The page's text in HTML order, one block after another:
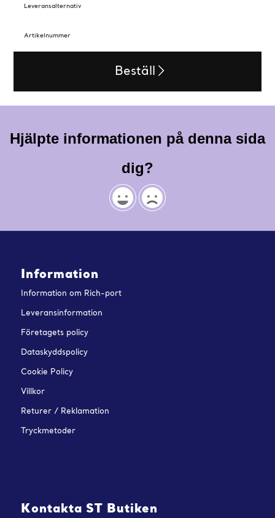
Leveransalternativ
Artikelnummer
Beställ
Hjälpte informationen på denna sida
dig?
Information
Information om Rich-port
Leveransinformation
Företagets policy
Dataskyddspolicy
Cookie Policy
Villkor
Returer / Reklamation
Tryckmetoder
Kontakta ST Butiken